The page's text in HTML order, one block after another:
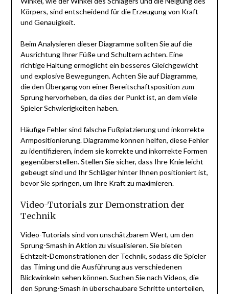
Körpers, sind entscheidend für die Erzeugung von Kraft
und Genauigkeit.
Beim Analysieren dieser Diagramme sollten Sie auf die
Ausrichtung Ihrer Füße und Schultern achten. Eine
richtige Haltung ermöglicht ein besseres Gleichgewicht
und explosive Bewegungen. Achten Sie auf Diagramme,
die den Übergang von einer Bereitschaftsposition zum
Sprung hervorheben, da dies der Punkt ist, an dem viele
Spieler Schwierigkeiten haben.
Häufige Fehler sind falsche Fußplatzierung und inkorrekte
Armpositionierung. Diagramme können helfen, diese Fehler
zu identifizieren, indem sie korrekte und inkorrekte Formen
gegenüberstellen. Stellen Sie sicher, dass Ihre Knie leicht
gebeugt sind und Ihr Schläger hinter Ihnen positioniert ist,
bevor Sie springen, um Ihre Kraft zu maximieren.
Video-Tutorials zur Demonstration der
Technik
Video-Tutorials sind von unschätzbarem Wert, um den
Sprung-Smash in Aktion zu visualisieren. Sie bieten
Echtzeit-Demonstrationen der Technik, sodass die Spieler
das Timing und die Ausführung aus verschiedenen
Blickwinkeln sehen können. Suchen Sie nach Videos, die
den Sprung-Smash in überschaubare Schritte unterteilen,